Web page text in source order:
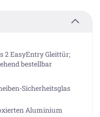
2 EasyEntry Gleittür;
bestellbar
Sicherheitsglas
Aluminium